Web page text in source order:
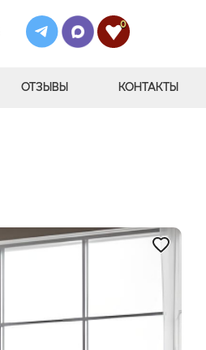
0
ОТЗЫВЫ КОНТАКТЫ